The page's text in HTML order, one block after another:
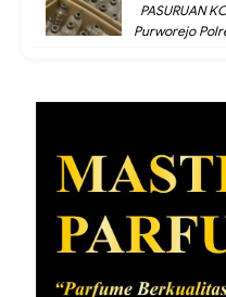
PASURUAN
Purworejo